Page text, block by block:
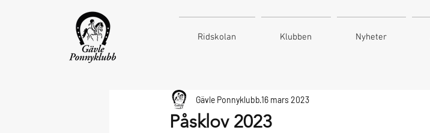
Påsklov 2023
Gävle Ponnyklubb16 mars 2023
Ridskolan Klubben Nyheter